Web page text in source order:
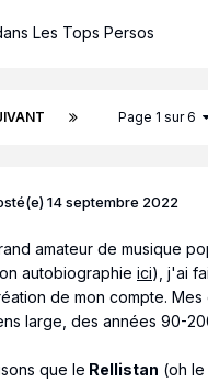
Les Tops Persos
Page 1 sur 6
14 septembre 2022
amateur de musique
autobiographie ici), j'ai
de mon compte.
large, des années 90-
que le Rellistan (oh